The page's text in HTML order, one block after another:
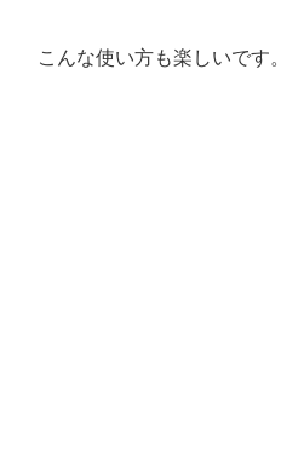
こんな使い方も楽しいです。